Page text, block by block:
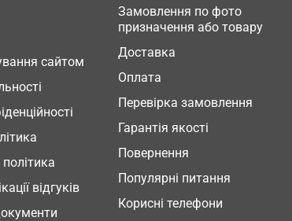
сайтом
відгуків
Замовлення по фото
призначення або товару
Доставка
Оплата
Перевірка замовлення
Гарантія якості
Повернення
Популярні питання
Корисні телефони